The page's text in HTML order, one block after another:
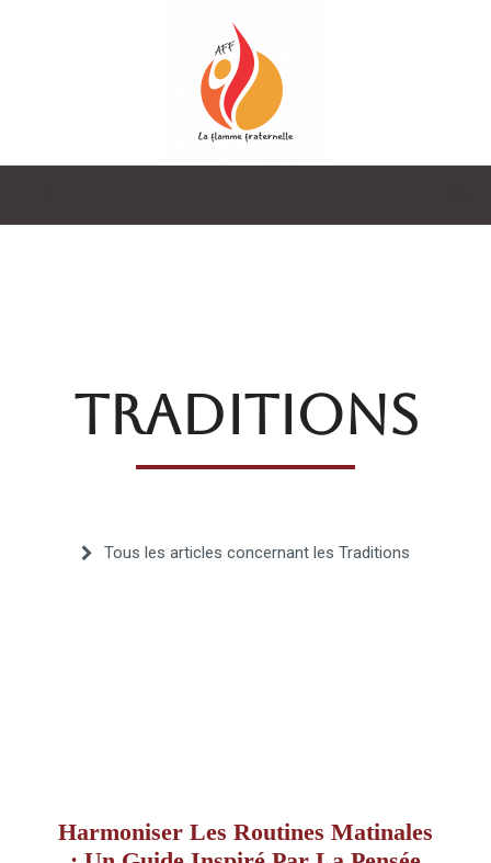
Fraternelle
TRADITIONS
Tous les articles concernant les Traditions
Harmoniser Les Routines Matinales